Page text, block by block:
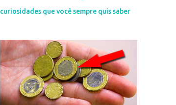
curiosidades que você sempre quis saber